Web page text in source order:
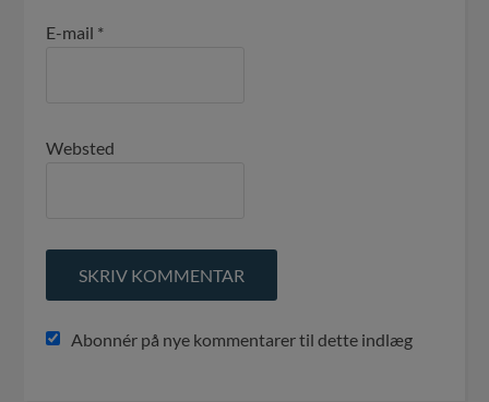
E-mail *
Websted
Abonnér på nye kommentarer til dette indlæg